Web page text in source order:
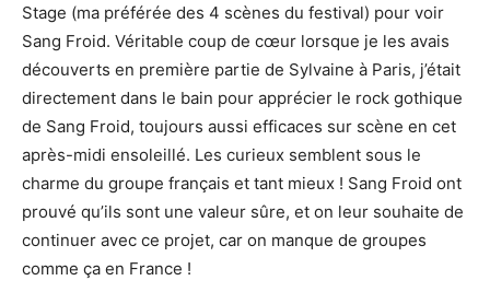
Stage (ma préférée des 4 scènes du festival) pour voir
Sang Froid. Véritable coup de cœur lorsque je les avais
découverts en première partie de Sylvaine à Paris, j’était
directement dans le bain pour apprécier le rock gothique
de Sang Froid, toujours aussi efficaces sur scène en cet
après-midi ensoleillé. Les curieux semblent sous le
charme du groupe français et tant mieux ! Sang Froid ont
prouvé qu’ils sont une valeur sûre, et on leur souhaite de
continuer avec ce projet, car on manque de groupes
comme ça en France !